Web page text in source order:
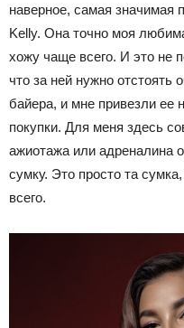
наверное, самая значимая
Kelly. Она точно моя
хожу чаще всего. И это не
что за ней нужно отстоять
байера, и мне привезли
покупки. Для меня здесь
ажиотажа или адреналина
сумку. Это просто та
всего.